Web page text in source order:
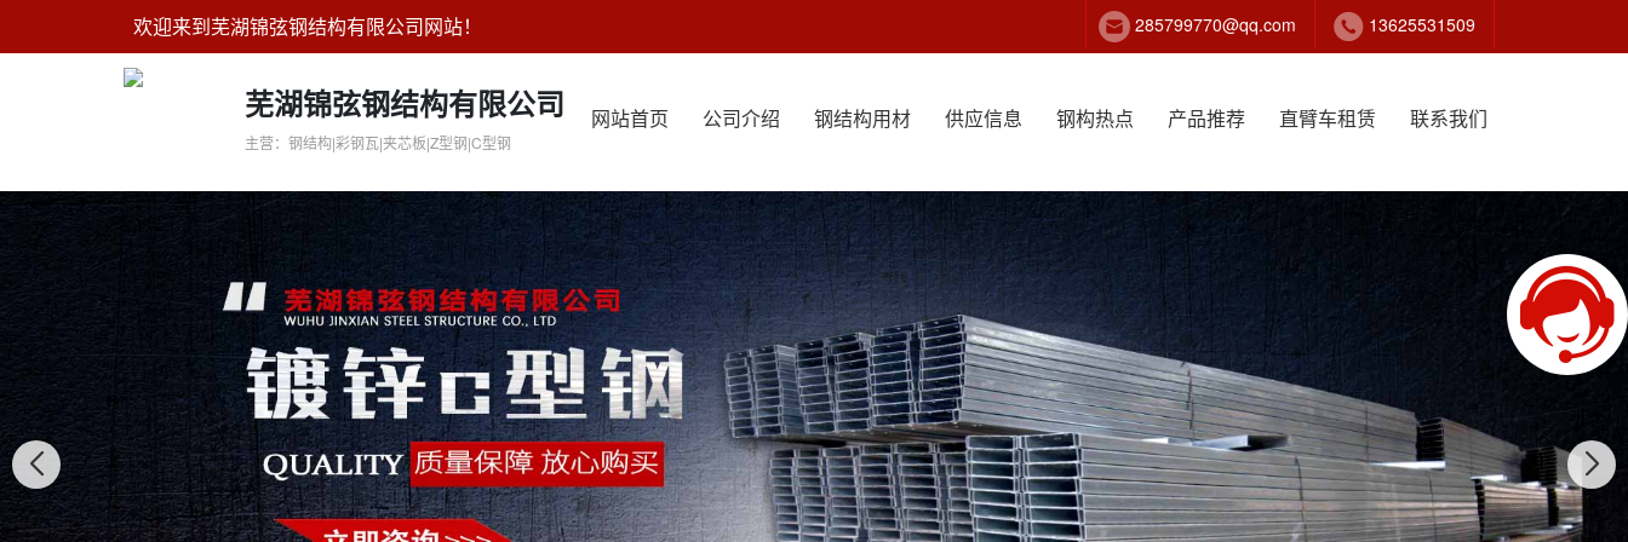
欢迎来到芜湖锦弦钢结构有限公司网站！ 285799770@qq.com 13625531509
芜湖锦弦钢结构有限公司
主营：钢结构|彩钢瓦|夹芯板|Z型钢|C型钢
网站首页 公司介绍 钢结构用材 供应信息 钢构热点 产品推荐 直臂车租赁 联系我们